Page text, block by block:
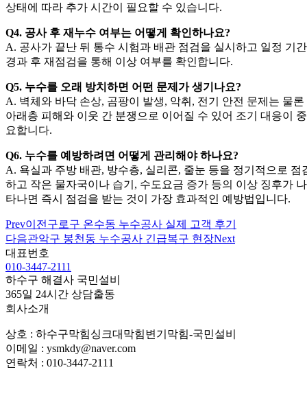
상태에 따라 추가 시간이 필요할 수 있습니다.
Q4. 공사 후 재누수 여부는 어떻게 확인하나요?
A. 공사가 끝난 뒤 통수 시험과 배관 점검을 실시하고 일정 기간
경과 후 재점검을 통해 이상 여부를 확인합니다.
Q5. 누수를 오래 방치하면 어떤 문제가 생기나요?
A. 벽체와 바닥 손상, 곰팡이 발생, 악취, 전기 안전 문제는 물론
아래층 피해와 이웃 간 분쟁으로 이어질 수 있어 조기 대응이 중
요합니다.
Q6. 누수를 예방하려면 어떻게 관리해야 하나요?
A. 욕실과 주방 배관, 방수층, 실리콘, 줄눈 등을 정기적으로 점
하고 작은 물자국이나 습기, 수도요금 증가 등의 이상 징후가 나
타나면 즉시 점검을 받는 것이 가장 효과적인 예방법입니다.
Prev이전 구로구 온수동 누수공사 실제 고객 후기
다음관악구 봉천동 누수공사 긴급복구 현장Next
대표번호
010-3447-2111
하수구 해결사 국민설비
365일 24시간 상담출동
회사소개
상호 : 하수구막힘싱크대막힘변기막힘-국민설비
이메일 : ysmkdy@naver.com
연락처 : 010-3447-2111